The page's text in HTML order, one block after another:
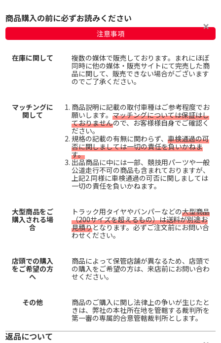
商品購入の前に必ずお読みください
注意事項
在庫に関して
複数の媒体で販売しております。まれにほぼ
同時に他の媒体・販売サイトにて完売した商
品に関して、販売できない場合がございます
のでご了承ください。
マッチングに
関して
商品説明に記載の取付車種はご参考程度でお
願いします。 マッチングについては保証はし
ておりませんので、お客様様自身でご確認く
ださい。
規格の記載の有無に関わらず、 車検通過の可
否に関しましては一切の責任を負いかねま
す。
出品商品に中には一部、競技用パーツや一般
公道走行不可の商品も含まれておりますが、
上記2.同様に車検通過の可否に関しましては
一切の責任を負いかねます。
大型商品をご
購入される場
合
トラック用タイヤやバンパーなどの大型商品
（200サイズを超えるもの）は送料が別途お
見積りとなります。必ずご注文前にお問い合
わせください。
店頭での購入
をご希望の方
へ
商品によって保管店舗が異なるため、店頭で
の購入をご希望の方は、来店前にお問い合わ
せください。
その他
商品のご購入に関し法律上の争いが生じたと
きは、弊社の本社所在地を管轄する裁判所を
第一審の専属的合意管轄裁判所とします。
返品について